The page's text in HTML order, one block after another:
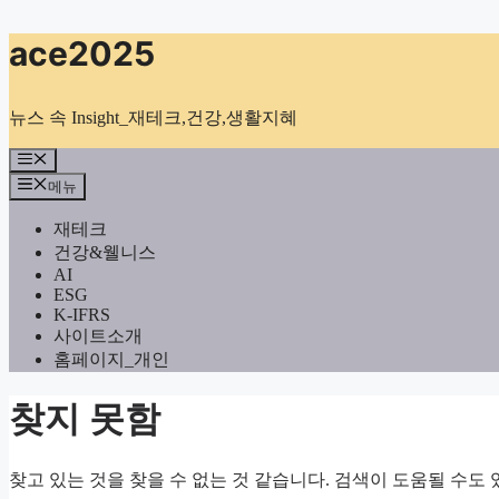
컨
텐
로
너
뛰
기
ace2025
뉴스 속 Insight_재테크,건강,생활지혜
메
뉴
메뉴
재테크
건강&웰니스
AI
ESG
K-IFRS
사이트소개
홈페이지_개인
찾지 못함
찾고 있는 것을 찾을 수 없는 것 같습니다. 검색이 도움될 수도